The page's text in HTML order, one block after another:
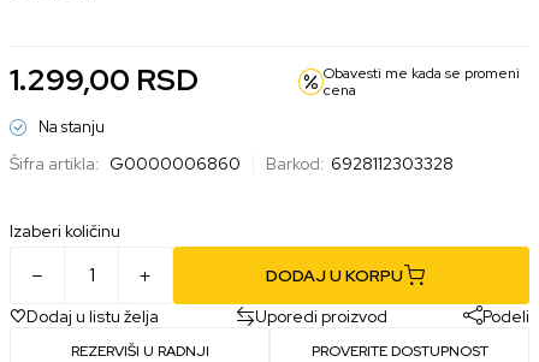
1.299,00 RSD
Obavesti me kada se promeni
cena
Na stanju
Šifra artikla: G0000006860 Barkod: 6928112303328
Izaberi količinu
DODAJ U KORPU
Dodaj u listu želja
Uporedi proizvod Podeli
REZERVIŠI U RADNJI PROVERITE DOSTUPNOST